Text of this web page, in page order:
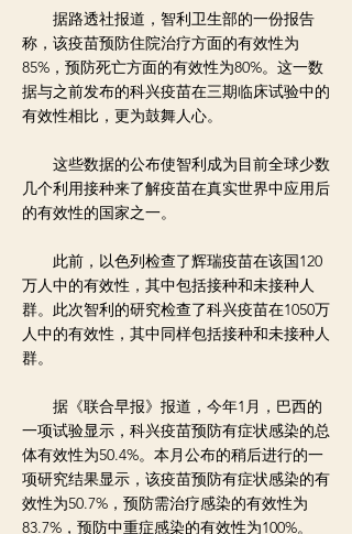
据路透社报道，智利卫生部的一份报告
称，该疫苗预防住院治疗方面的有效性为
85%，预防死亡方面的有效性为80%。这一数
据与之前发布的科兴疫苗在三期临床试验中的
有效性相比，更为鼓舞人心。
这些数据的公布使智利成为目前全球少数
几个利用接种来了解疫苗在真实世界中应用后
的有效性的国家之一。
此前，以色列检查了辉瑞疫苗在该国120
万人中的有效性，其中包括接种和未接种人
群。此次智利的研究检查了科兴疫苗在1050万
人中的有效性，其中同样包括接种和未接种人
群。
据《联合早报》报道，今年1月，巴西的
一项试验显示，科兴疫苗预防有症状感染的总
体有效性为50.4%。本月公布的稍后进行的一
项研究结果显示，该疫苗预防有症状感染的有
效性为50.7%，预防需治疗感染的有效性为
83.7%，预防中重症感染的有效性为100%。